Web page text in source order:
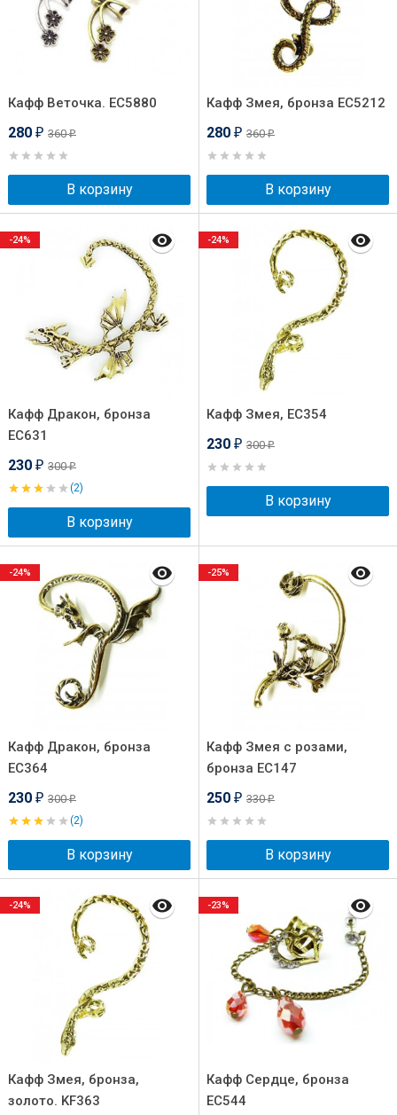
Кафф Веточка. EC5880
280 ₽ 360₽
В корзину
Кафф Змея, бронза EC5212
280 ₽ 360₽
В корзину
Кафф Дракон, бронза
EC631
230 ₽ 300₽
(2)
В корзину
-24%
Кафф Змея, EC354
230 ₽ 300₽
В корзину
-24%
Кафф Дракон, бронза
EC364
230 ₽ 300₽
(2)
В корзину
-24%
Кафф Змея с розами,
бронза EC147
250 ₽ 330₽
В корзину
-25%
Кафф Змея, бронза,
золото. KF363
-24%
Кафф Сердце, бронза
EC544
-23%